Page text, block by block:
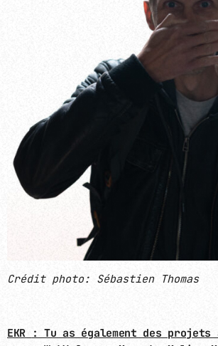
Crédit photo: Sébastien Thomas
EKR : Tu as également des